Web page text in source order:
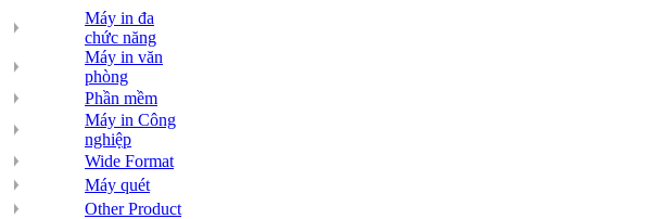
Máy in đa
chức năng
Máy in văn
phòng
Phần mềm
Máy in Công
nghiệp
Wide Format
Máy quét
Other Product